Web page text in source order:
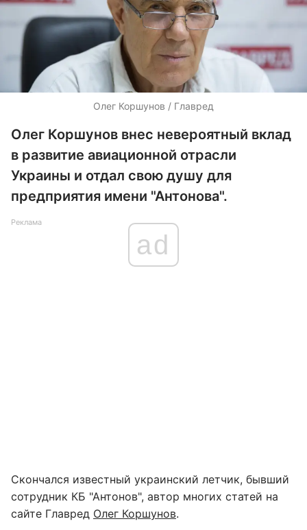
Олег Коршунов / Главред
Олег Коршунов внес невероятный вклад
в развитие авиационной отрасли
Украины и отдал свою душу для
предприятия имени "Антонова".
Реклама
ad
Скончался известный украинский летчик, бывший
сотрудник КБ "Антонов", автор многих статей на
сайте Главред Олег Коршунов.